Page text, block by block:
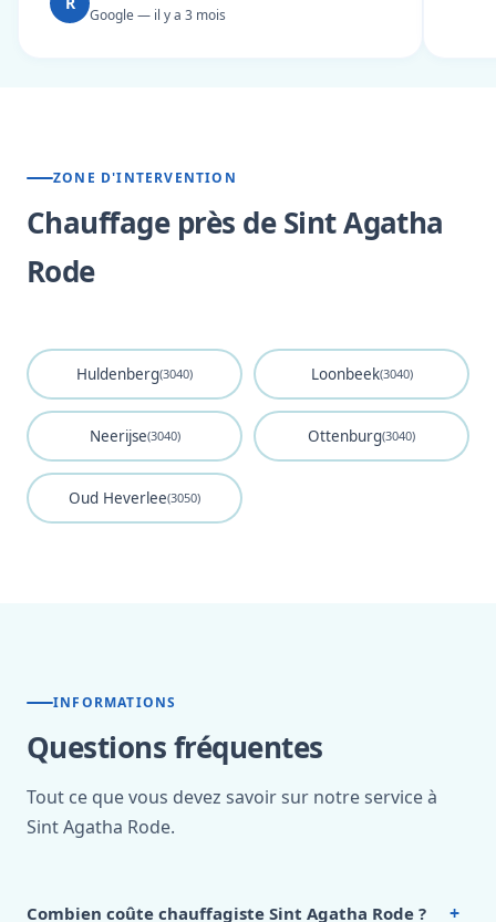
Google — il y a 3 mois
ZONE D'INTERVENTION
Chauffage près de Sint Agatha
Rode
Huldenberg(3040) Loonbeek(3040)
Neerijse(3040) Ottenburg(3040)
Oud Heverlee(3050)
INFORMATIONS
Questions fréquentes
Tout ce que vous devez savoir sur notre service à
Sint Agatha Rode.
Combien coûte chauffagiste Sint Agatha Rode ? +